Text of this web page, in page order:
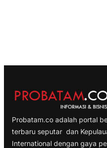
Probatam.co adalah portal
terbaru seputar dan
International dengan gaya